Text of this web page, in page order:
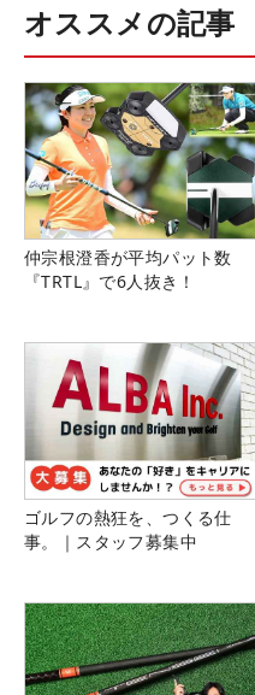
オススメの記事
仲宗根澄香が平均パット数
『TRTL』で6人抜き！
ゴルフの熱狂を、つくる仕
事。｜スタッフ募集中